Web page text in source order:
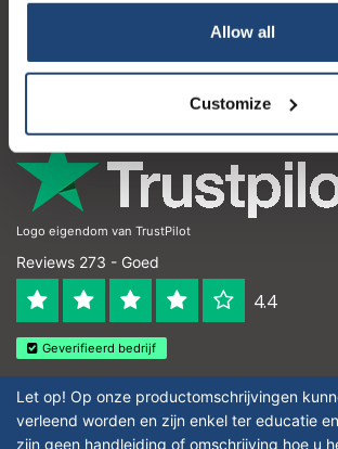
Allow all
Customize
Contactgegevens
Logo eigendom van TrustPilot
Reviews 273 - Goed
4.4
Geverifieerd bedrijf
Let op! Op onze productomschrijvingen
verleend worden en zijn enkel ter educatie
zijn geen handleiding of omschrijving hoe u